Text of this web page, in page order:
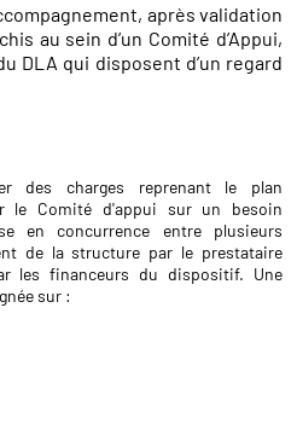
après validation
au sein d’un Comité d’Appui,
DLA qui disposent d’un regard
des charges reprenant le plan
le Comité d'appui sur un besoin
en concurrence entre plusieurs
de la structure par le prestataire
les financeurs du dispositif. Une
sur :